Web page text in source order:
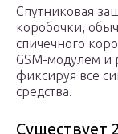
Спутниковая
коробочки,
спичечного
GSM-модулем и
фиксируя все
средства.
Существует